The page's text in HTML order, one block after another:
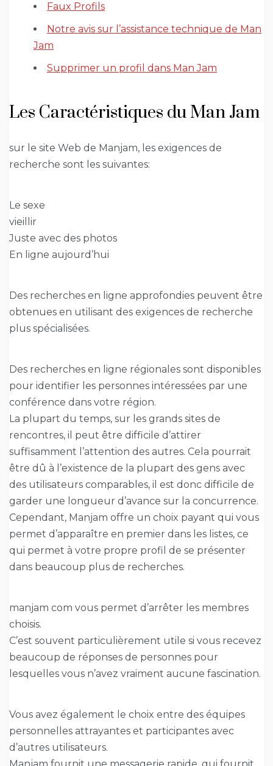
Faux Profils
Notre avis sur l’assistance technique de Man
Jam
Supprimer un profil dans Man Jam
Les Caractéristiques du Man Jam
sur le site Web de Manjam, les exigences de
recherche sont les suivantes:
Le sexe
vieillir
Juste avec des photos
En ligne aujourd’hui
Des recherches en ligne approfondies peuvent être
obtenues en utilisant des exigences de recherche
plus spécialisées.
Des recherches en ligne régionales sont disponibles
pour identifier les personnes intéressées par une
conférence dans votre région.
La plupart du temps, sur les grands sites de
rencontres, il peut être difficile d’attirer
suffisamment l’attention des autres. Cela pourrait
être dû à l’existence de la plupart des gens avec
des utilisateurs comparables, il est donc difficile de
garder une longueur d’avance sur la concurrence.
Cependant, Manjam offre un choix payant qui vous
permet d’apparaître en premier dans les listes, ce
qui permet à votre propre profil de se présenter
dans beaucoup plus de recherches.
manjam com vous permet d’arrêter les membres
choisis.
C’est souvent particulièrement utile si vous recevez
beaucoup de réponses de personnes pour
lesquelles vous n’avez vraiment aucune fascination.
Vous avez également le choix entre des équipes
personnelles attrayantes et participantes avec
d’autres utilisateurs.